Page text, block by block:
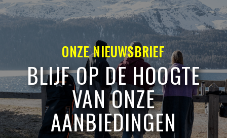
ONZE NIEUWSBRIEF
BLIJF OP DE HOOGTE
VAN ONZE
AANBIEDINGEN